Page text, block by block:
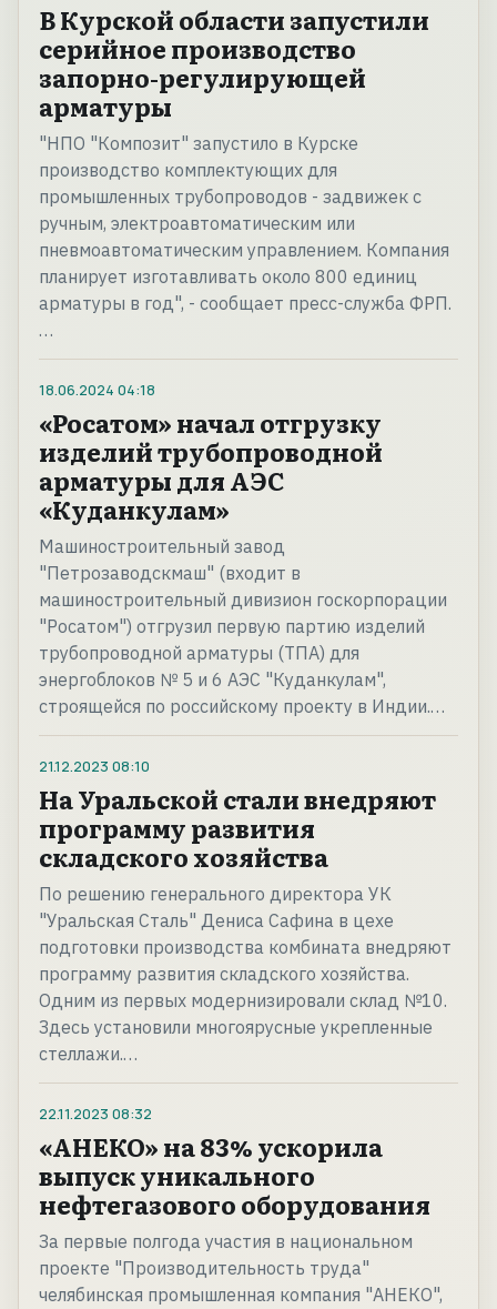
В Курской области запустили
серийное производство
запорно-регулирующей
арматуры
"НПО "Композит" запустило в Курске
производство комплектующих для
промышленных трубопроводов - задвижек с
ручным, электроавтоматическим или
пневмоавтоматическим управлением. Компания
планирует изготавливать около 800 единиц
арматуры в год", - сообщает пресс-служба ФРП.
…
18.06.2024 04:18
«Росатом» начал отгрузку
изделий трубопроводной
арматуры для АЭС
«Куданкулам»
Машиностроительный завод
"Петрозаводскмаш" (входит в
машиностроительный дивизион госкорпорации
"Росатом") отгрузил первую партию изделий
трубопроводной арматуры (ТПА) для
энергоблоков № 5 и 6 АЭС "Куданкулам",
строящейся по российскому проекту в Индии.…
21.12.2023 08:10
На Уральской стали внедряют
программу развития
складского хозяйства
По решению генерального директора УК
"Уральская Сталь" Дениса Сафина в цехе
подготовки производства комбината внедряют
программу развития складского хозяйства.
Одним из первых модернизировали склад №10.
Здесь установили многоярусные укрепленные
стеллажи.…
22.11.2023 08:32
«АНЕКО» на 83% ускорила
выпуск уникального
нефтегазового оборудования
За первые полгода участия в национальном
проекте "Производительность труда"
челябинская промышленная компания "АНЕКО",